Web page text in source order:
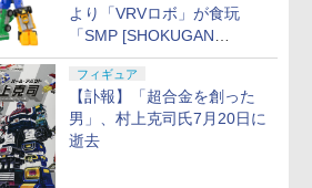
より「VRVロボ」が食玩
「SMP [SHOKUGAN
MODELING PROJECT]」に
登場！
フィギュア
【訃報】「超合金を創った
男」、村上克司氏7月20日に
逝去